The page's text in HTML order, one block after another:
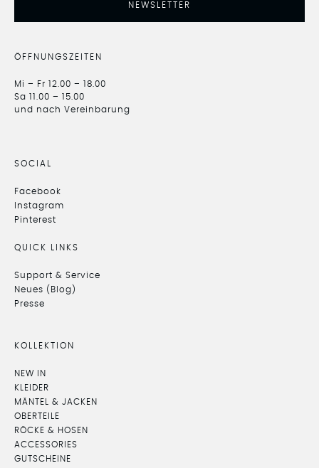
NEWSLETTER
ÖFFNUNGSZEITEN
Mi – Fr 12.00 – 18.00
Sa 11.00 – 15.00
und nach Vereinbarung
SOCIAL
Facebook
Instagram
Pinterest
QUICK LINKS
Support & Service
Neues (Blog)
Presse
KOLLEKTION
NEW IN
KLEIDER
MÄNTEL & JACKEN
OBERTEILE
RÖCKE & HOSEN
ACCESSORIES
GUTSCHEINE